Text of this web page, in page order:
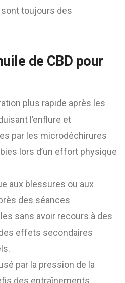
toujours des
de CBD pour
plus rapide après les
l’enflure et
par les microdéchirures
lors d’un effort physique
aux blessures ou aux
des séances
sans avoir recours à des
effets secondaires
par la pression de la
des entraînements